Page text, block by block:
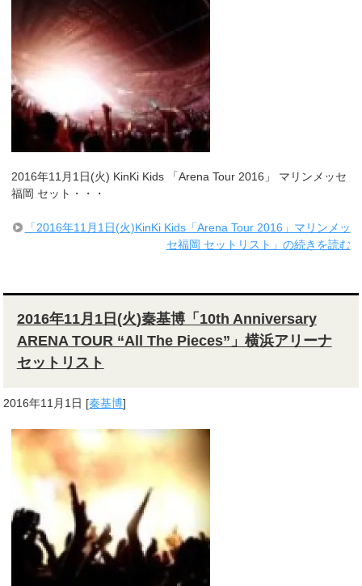
2016年11月1日(火) KinKi Kids 「Arena Tour 2016」 マリンメッセ
福岡 セット・・・
「2016年11月1日(火)KinKi Kids「Arena Tour 2016」マリンメッ
セ福岡 セットリスト」の続きを読む
2016年11月1日(火)秦基博「10th Anniversary
ARENA TOUR “All The Pieces”」横浜アリーナ
セットリスト
2016年11月1日 [秦基博]